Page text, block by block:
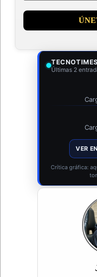
Últimas 2
VER
Crítica gráfica: